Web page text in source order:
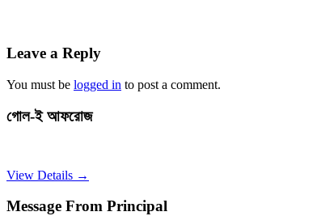
Leave a Reply
You must be logged in to post a comment.
গোল-ই আফরোজ
View Details →
Message From Principal